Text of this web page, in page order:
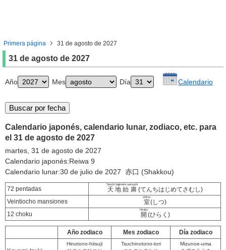
Primera página 31 de agosto de 2027
31 de agosto de 2027
Año Mes Día Calendario
Calendario japonés, calendario lunar, zodiaco, etc. para
el 31 de agosto de 2027
martes, 31 de agosto de 2027
Calendario japonés:Reiwa 9
Calendario lunar:30 de julio de 2027 赤口 (Shakkou)
72 pentadas 天地始粛
Tenchi hajimete samushi
(てんちはじめてさむし)
Veintiocho mansiones
室
shitsu
(しつ)
12 choku
開
Hiraku
(ひらく)
Año zodiaco Mes zodiaco Día zodiaco
Hinotono-hitsuji
Tsuchinotono-tori
Mizunoe-uma